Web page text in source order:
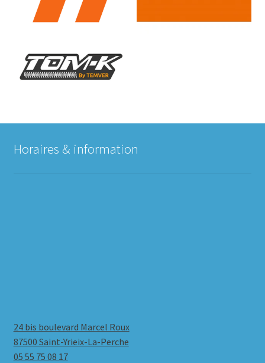
Horaires & information
24 bis boulevard Marcel Roux
87500 Saint-Yrieix-La-Perche
05 55 75 08 17